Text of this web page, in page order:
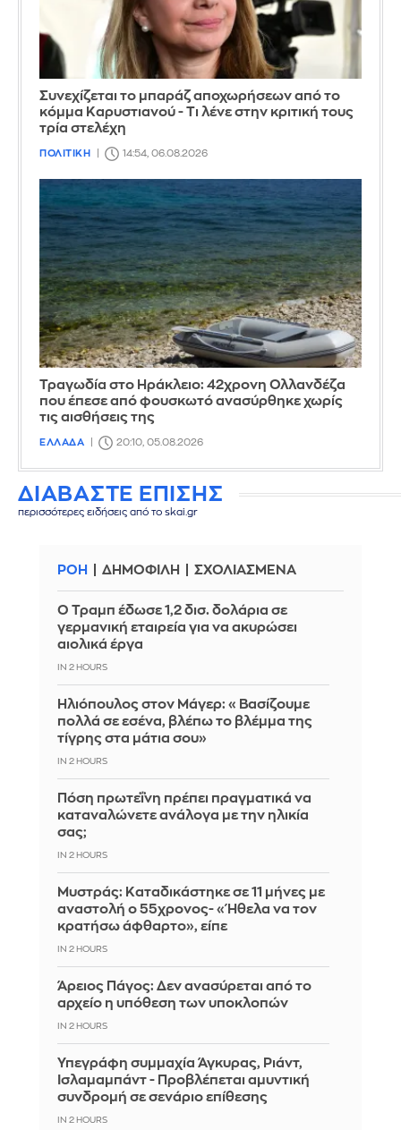
Συνεχίζεται το μπαράζ αποχωρήσεων από το
κόμμα Καρυστιανού - Τι λένε στην κριτική τους
τρία στελέχη
ΠΟΛΙΤΙΚΗ 14:54, 06.08.2026
Τραγωδία στο Ηράκλειο: 42χρονη Ολλανδέζα
που έπεσε από φουσκωτό ανασύρθηκε χωρίς
τις αισθήσεις της
ΕΛΛΑΔΑ 20:10, 05.08.2026
ΔΙΑΒΑΣΤΕ ΕΠΙΣΗΣ
περισσότερες ειδήσεις από το skai.gr
ΡΟΗ ΔΗΜΟΦΙΛΗ ΣΧΟΛΙΑΣΜΕΝΑ
Ο Τραμπ έδωσε 1,2 δισ. δολάρια σε
γερμανική εταιρεία για να ακυρώσει
αιολικά έργα
IN 2 HOURS
Ηλιόπουλος στον Μάγερ: «Βασίζουμε
πολλά σε εσένα, βλέπω το βλέμμα της
τίγρης στα μάτια σου»
IN 2 HOURS
Πόση πρωτεΐνη πρέπει πραγματικά να
καταναλώνετε ανάλογα με την ηλικία
σας;
IN 2 HOURS
Μυστράς: Καταδικάστηκε σε 11 μήνες με
αναστολή ο 55χρονος- «Ήθελα να τον
κρατήσω άφθαρτο», είπε
IN 2 HOURS
Άρειος Πάγος: Δεν ανασύρεται από το
αρχείο η υπόθεση των υποκλοπών
IN 2 HOURS
Υπεγράφη συμμαχία Άγκυρας, Ριάντ,
Ισλαμαμπάντ - Προβλέπεται αμυντική
συνδρομή σε σενάριο επίθεσης
IN 2 HOURS